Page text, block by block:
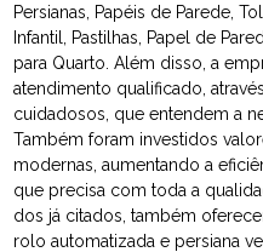
Persianas, Papéis de Parede,
Infantil, Pastilhas, Papel de
para Quarto. Além disso, a
atendimento qualificado,
cuidadosos, que entendem a
Também foram investidos
modernas, aumentando a
que precisa com toda a
dos já citados, também
rolo automatizada e persiana